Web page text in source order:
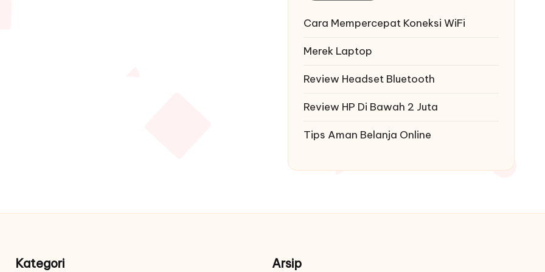
Cara Mempercepat Koneksi WiFi
Merek Laptop
Review Headset Bluetooth
Review HP Di Bawah 2 Juta
Tips Aman Belanja Online
Kategori Arsip